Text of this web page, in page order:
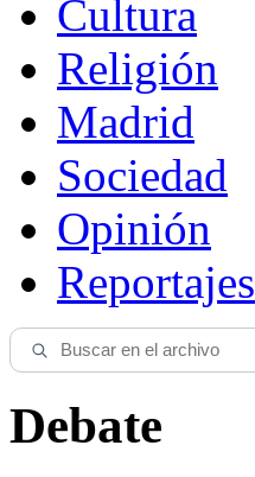
Cultura
Religión
Madrid
Sociedad
Opinión
Reportajes
Debate